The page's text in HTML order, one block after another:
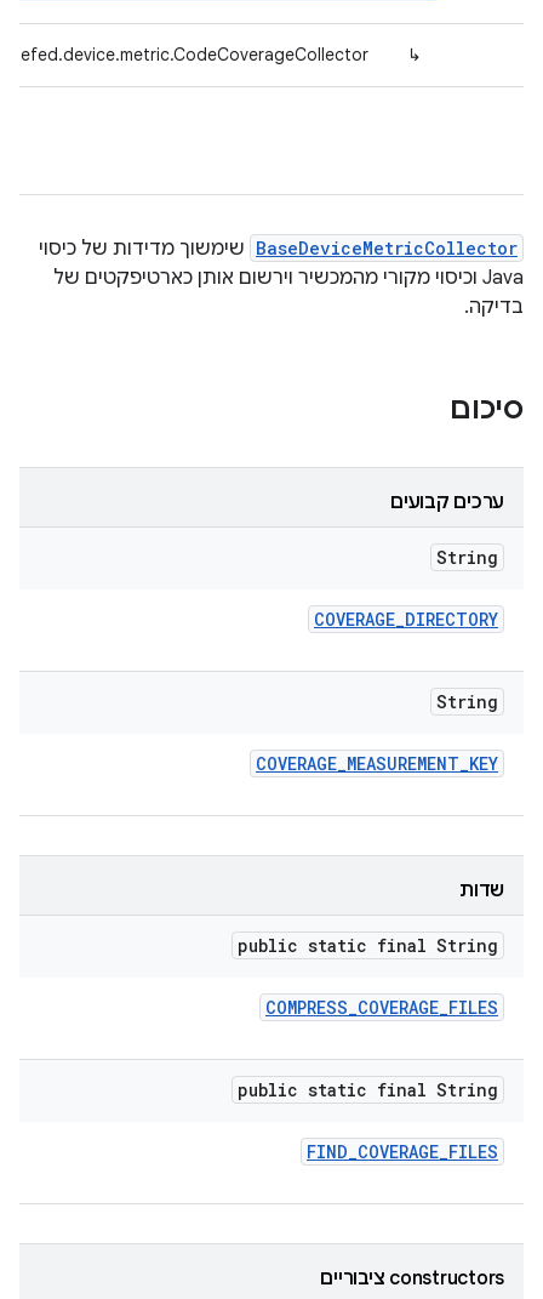
↳
BaseDeviceMetricCollector שימשוך מדידות של כיסוי
Java וכיסוי מקורי מהמכשיר וירשום אותן כארטיפקטים של
בדיקה.
סיכום
ערכים קבועים
String
COVERAGE_DIRECTORY
String
COVERAGE_MEASUREMENT_KEY
שדות
public static final String
COMPRESS_COVERAGE_FILES
public static final String
FIND_COVERAGE_FILES
‫constructors ציבוריים